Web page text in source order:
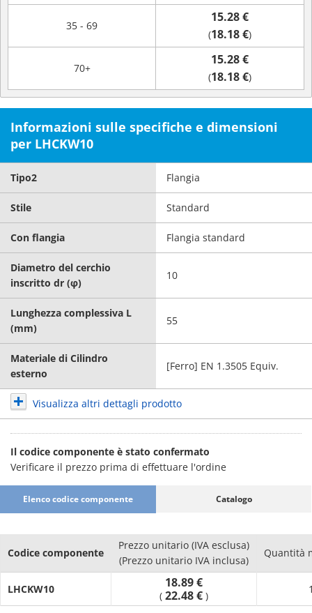
35 - 69
15.28 €
(18.18 €)
70+
15.28 €
(18.18 €)
Informazioni sulle specifiche e dimensioni
per LHCKW10
Tipo2 Flangia
Stile Standard
Con flangia Flangia standard
Diametro del cerchio
inscritto dr (φ)
10
Lunghezza complessiva L
(mm)
55
Materiale di Cilindro
esterno
[Ferro] EN 1.3505 Equiv.
Visualizza altri dettagli prodotto
Il codice componente è stato confermato
Verificare il prezzo prima di effettuare l'ordine
Elenco codice componente Catalogo
Codice componente
Prezzo unitario (IVA esclusa)
(Prezzo unitario IVA inclusa)
Quantità
LHCKW10 18.89 €
( 22.48 € )